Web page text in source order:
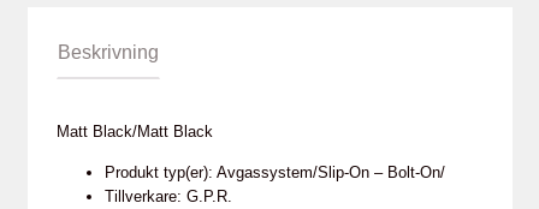
Beskrivning
Matt Black/Matt Black
Produkt typ(er): Avgassystem/Slip-On – Bolt-On/
Tillverkare: G.P.R.